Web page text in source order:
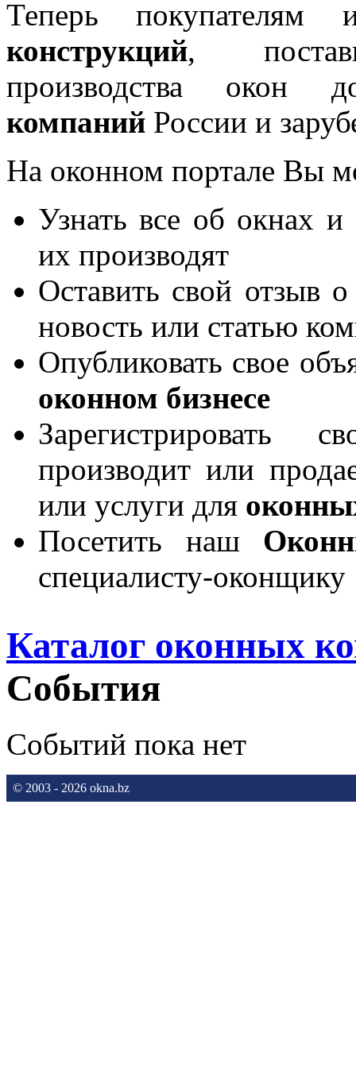
Теперь покупателям
конструкций,
производства окон
компаний России и
На оконном портале Вы
Узнать все об окнах и
их производят
Оставить свой отзыв
новость или статью
Опубликовать свое
оконном бизнесе
производит или
или услуги для
Посетить наш
специалисту-оконщику
Каталог оконных
События
Событий пока нет
© 2003 - 2026 okna.bz